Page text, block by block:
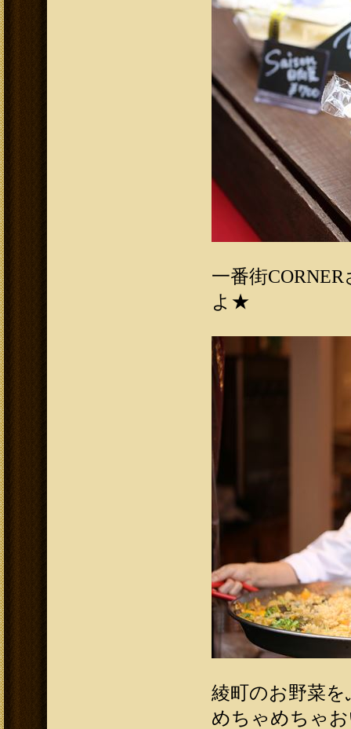
一番街
よ★
綾町のお野菜
めちゃめちゃ